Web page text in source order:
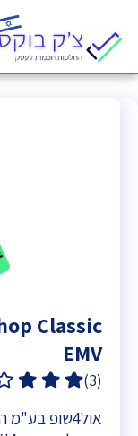
EMV
אול4שופ בע"מ